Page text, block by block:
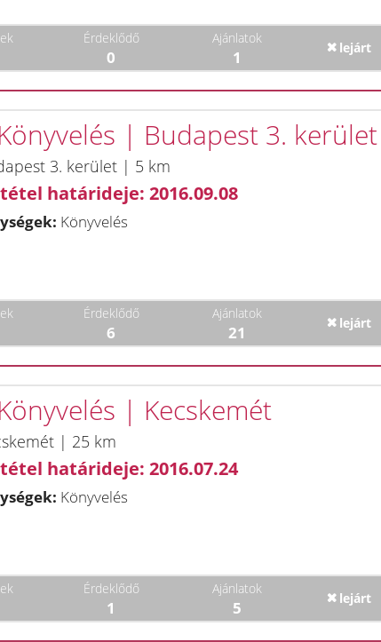
Érdeklődő
0
Ajánlatok
1 lejárt
| Budapest 3. kerület
3. kerület | 5 km
határideje: 2016.09.08
Könyvelés
Érdeklődő
6
Ajánlatok
21 lejárt
| Kecskemét
| 25 km
határideje: 2016.07.24
Könyvelés
Érdeklődő
1
Ajánlatok
5 lejárt